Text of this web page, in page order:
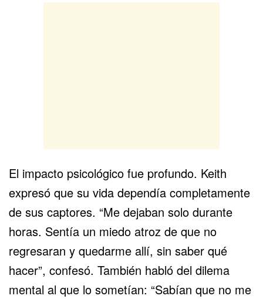
El impacto psicológico fue profundo. Keith
expresó que su vida dependía completamente
de sus captores. “Me dejaban solo durante
horas. Sentía un miedo atroz de que no
regresaran y quedarme allí, sin saber qué
hacer”, confesó. También habló del dilema
mental al que lo sometían: “Sabían que no me